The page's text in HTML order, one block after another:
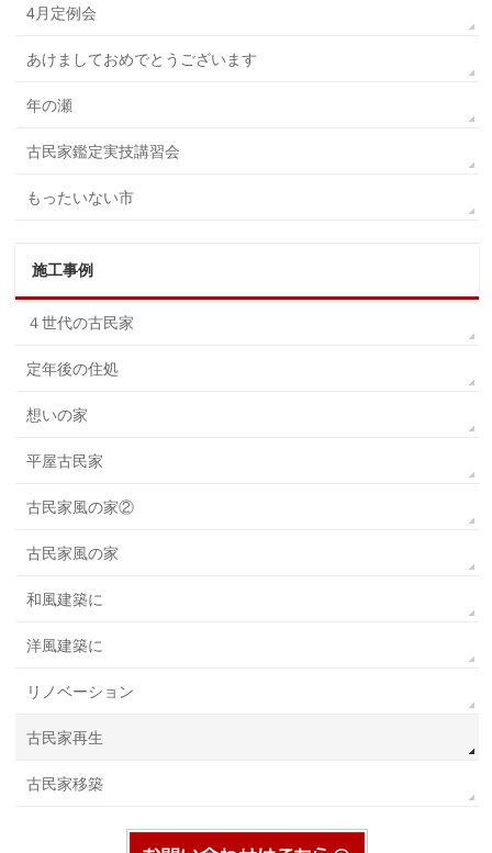
4月定例会
あけましておめでとうございます
年の瀬
古民家鑑定実技講習会
もったいない市
施工事例
４世代の古民家
定年後の住処
想いの家
平屋古民家
古民家風の家②
古民家風の家
和風建築に
洋風建築に
リノベーション
古民家再生
古民家移築